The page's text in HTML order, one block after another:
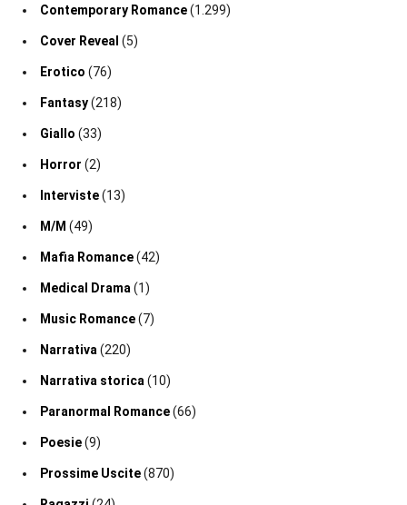
Contemporary Romance(1.299)
Cover Reveal (5)
Erotico (76)
Fantasy(218)
Giallo (33)
Horror (2)
Interviste(13)
M/M (49)
Mafia Romance(42)
Medical Drama (1)
Music Romance(7)
Narrativa (220)
Narrativa storica (10)
Paranormal Romance(66)
Poesie(9)
Prossime Uscite(870)